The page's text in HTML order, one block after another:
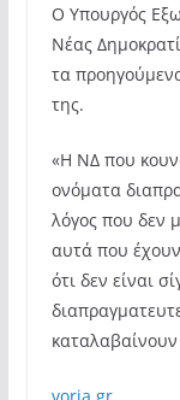
Ο Υπουργός
Νέας
τα
της.
«Η ΝΔ που
ονόματα
λόγος που δεν
αυτά που έχουν
ότι δεν είναι